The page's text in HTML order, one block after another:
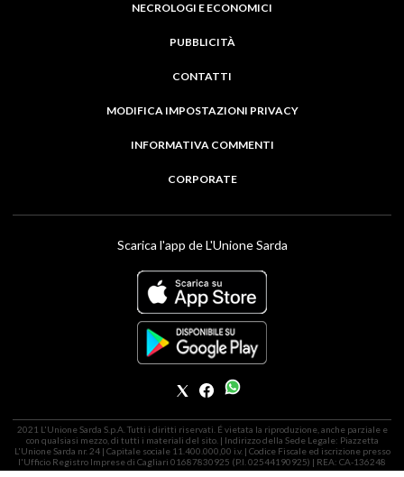
NECROLOGI E ECONOMICI
PUBBLICITÀ
CONTATTI
MODIFICA IMPOSTAZIONI PRIVACY
INFORMATIVA COMMENTI
CORPORATE
Scarica l'app de L'Unione Sarda
2021 L'Unione Sarda S.p.A. Tutti i diritti riservati. É vietata la riproduzione, anche parziale e
con qualsiasi mezzo, di tutti i materiali del sito. | Indirizzo della Sede Legale: Piazzetta
L'Unione Sarda nr. 24 | Capitale sociale 11.400.000,00 i.v. | Codice Fiscale ed iscrizione presso
l'Ufficio Registro Imprese di Cagliari 01687830925 (P.I. 02544190925) | REA: CA-136248